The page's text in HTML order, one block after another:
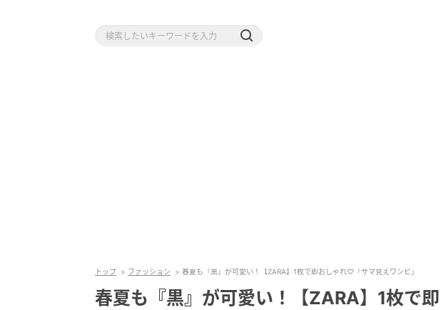
トップ ファッション 春夏も『黒』が可愛い！【ZARA】1枚で即おしゃれ♡「サマ見えワンピ」
春夏も『黒』が可愛い！【ZARA】1枚で